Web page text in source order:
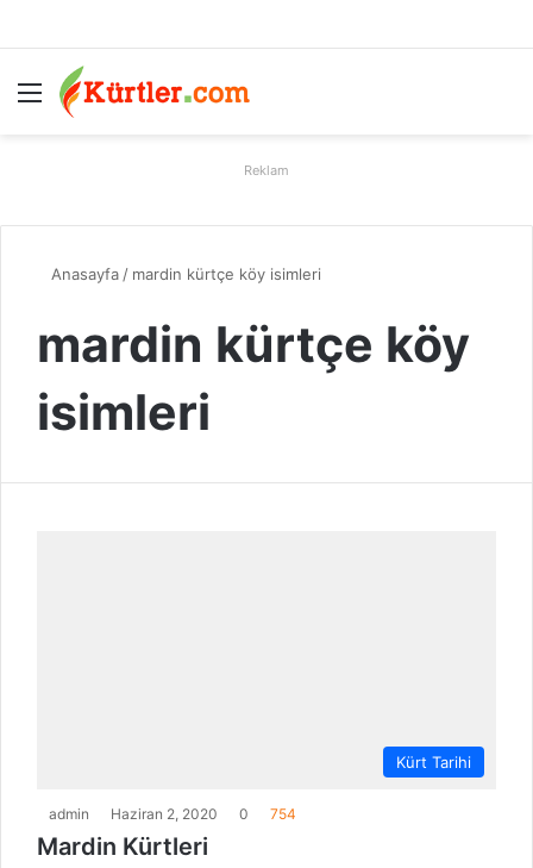
Menü
Reklam
Anasayfa / mardin kürtçe köy isimleri
mardin kürtçe köy
isimleri
Kürt Tarihi
admin Haziran 2, 2020 0 754
Mardin Kürtleri